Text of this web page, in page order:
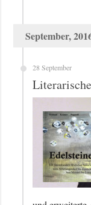
September,
28 September